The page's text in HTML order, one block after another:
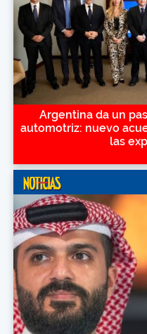
Argentina da un
automotriz: nuevo
las